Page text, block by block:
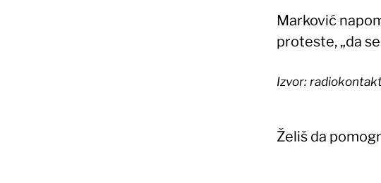
Marković
proteste, „da
Izvor:
Želiš da